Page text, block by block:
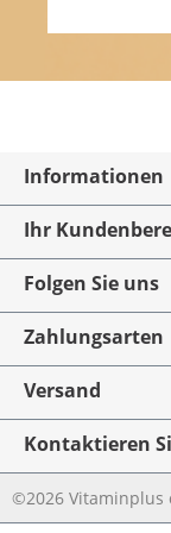
Informationen
Ihr
Folgen Sie uns
Zahlungsarten
Versand
Kontaktieren
©2026 Vitaminplus